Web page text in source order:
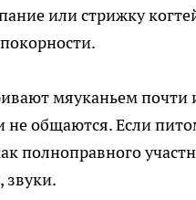
или стрижку
мяуканьем
не общаются. Если
полноправного
звуки.